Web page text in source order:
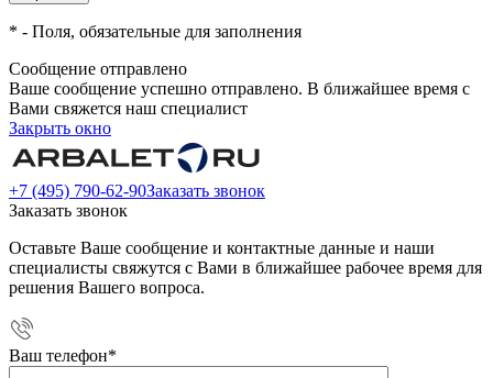
* - Поля, обязательные для заполнения
Сообщение отправлено
Ваше сообщение успешно отправлено. В ближайшее время с
Вами свяжется наш специалист
Закрыть окно
+7 (495) 790-62-90Заказать звонок
Заказать звонок
Оставьте Ваше сообщение и контактные данные и наши
специалисты свяжутся с Вами в ближайшее рабочее время для
решения Вашего вопроса.
Ваш телефон*